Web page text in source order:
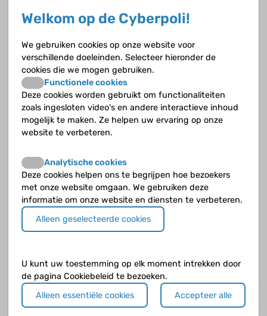
Chantie70 op 20 mei 2015
Hallo meiden,
Zou ik jullie ook mogen interviewen over de
Groetjes, Chantie
Het lijkt mij super leuk om geïnterviewd te
worden over mijn ziekte
Welkom op de Cyberpoli!
We gebruiken cookies op onze website voor
verschillende doeleinden. Selecteer hieronder de
cookies die we mogen gebruiken.
Functionele cookies
Deze cookies worden gebruikt om functionaliteiten
zoals ingesloten video's en andere interactieve inhoud
mogelijk te maken. Ze helpen uw ervaring op onze
website te verbeteren.
Analytische cookies
Deze cookies helpen ons te begrijpen hoe bezoekers
met onze website omgaan. We gebruiken deze
informatie om onze website en diensten te verbeteren.
Alleen geselecteerde cookies
U kunt uw toestemming op elk moment intrekken door
de pagina Cookiebeleid te bezoeken.
Alleen essentiële cookies
Accepteer alle